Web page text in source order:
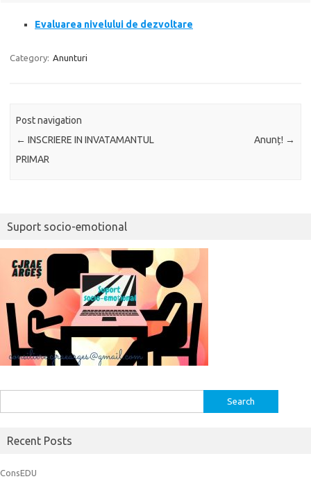
Evaluarea nivelului de dezvoltare
Category: Anunturi
Post navigation
← INSCRIERE IN INVATAMANTUL
PRIMAR
Anunț! →
Suport socio-emotional
for:
Recent Posts
ConsEDU